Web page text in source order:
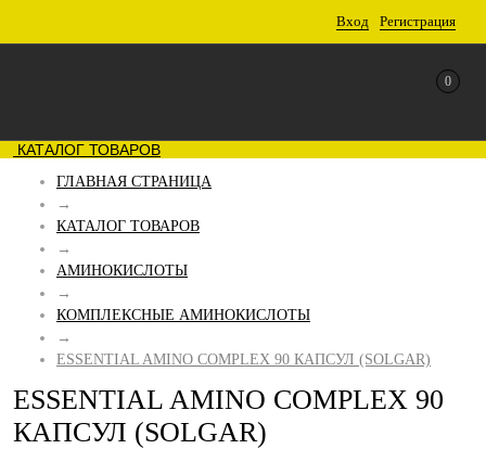
Вход Регистрация
0
КАТАЛОГ ТОВАРОВ
ГЛАВНАЯ СТРАНИЦА
→
КАТАЛОГ ТОВАРОВ
→
АМИНОКИСЛОТЫ
→
КОМПЛЕКСНЫЕ АМИНОКИСЛОТЫ
→
ESSENTIAL AMINO COMPLEX 90 КАПСУЛ (SOLGAR)
ESSENTIAL AMINO COMPLEX 90
КАПСУЛ (SOLGAR)